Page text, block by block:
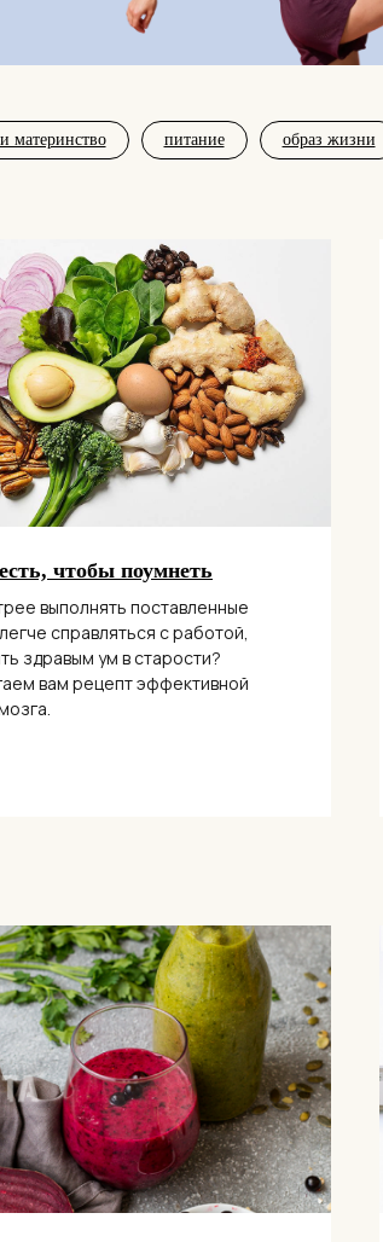
материнство питание образ жизни
чтобы поумнеть
выполнять поставленные
справляться с работой,
здравым ум в старости?
вам рецепт эффективной